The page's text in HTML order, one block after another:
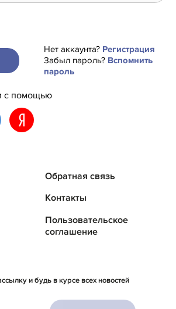
Нет аккаунта? Регистрация
Забыл пароль? Вспомнить
пароль
с помощью
Обратная связь
Контакты
Пользовательское
соглашение
и будь в курсе всех новостей